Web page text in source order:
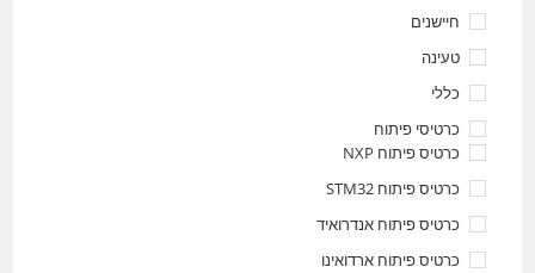
חיישנים
טעינה
כללי
כרטיסי פיתוח
כרטיס פיתוח NXP
כרטיס פיתוח STM32
כרטיס פיתוח אנדרואיד
כרטיס פיתוח ארדואינו